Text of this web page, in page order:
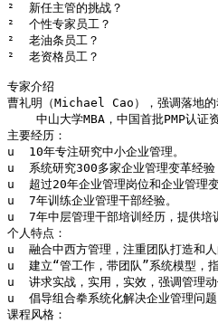
²  新任主管的挑战？
²  个性专家员工？
²  老油条员工？
²  老资格员工？
专家介绍
曹礼明（Michael Cao），强调落地的
中山大学MBA，中国首批PMP认证
主要经历：
u  10年专注研究中小企业管理。
u  系统研究300多家企业管理变革经验
u  超过20年企业管理岗位和企业管理
u  7年训练企业管理干部经验。
u  7年中层管理干部培训经历，提供培
个人特点：
u  融合中西方管理，注重团队打造和人
u  建立“管工作，带团队”系统模型，
u  讲求实战，实用，实效，强调管理动
u  倡导组合拳系统化解决企业管理问题
课程风格：